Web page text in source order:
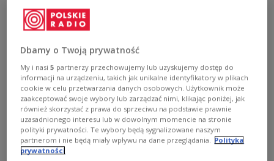
radości.
Dbamy o Twoją prywatność
My i nasi5 partnerzy przechowujemy lub uzyskujemy dostęp do
informacji na urządzeniu, takich jak unikalne identyfikatory w plikach
cookie w celu przetwarzania danych osobowych. Użytkownik może
zaakceptować swoje wybory lub zarządzać nimi, klikając poniżej, jak
również skorzystać z prawa do sprzeciwu na podstawie prawnie
uzasadnionego interesu lub w dowolnym momencie na stronie
polityki prywatności. Te wybory będą sygnalizowane naszym
partnerom i nie będą miały wpływu na dane przeglądania. Polityka
prywatności